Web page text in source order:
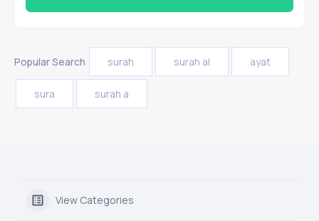
Popular Search surah surah al ayat
sura surah a
View Categories